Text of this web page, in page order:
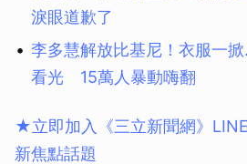
淚眼道歉了
李多慧解放比基尼！衣服一
看光 15萬人暴動嗨翻
★立即加入《三立新聞網》
新焦點話題